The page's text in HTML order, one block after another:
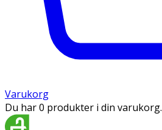
Varukorg
Du har 0 produkter i din varukorg.